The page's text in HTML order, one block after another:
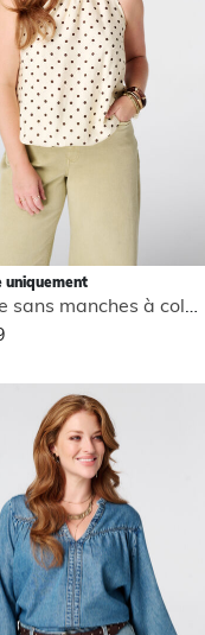
uniquement
Blouse sans manches à col montant